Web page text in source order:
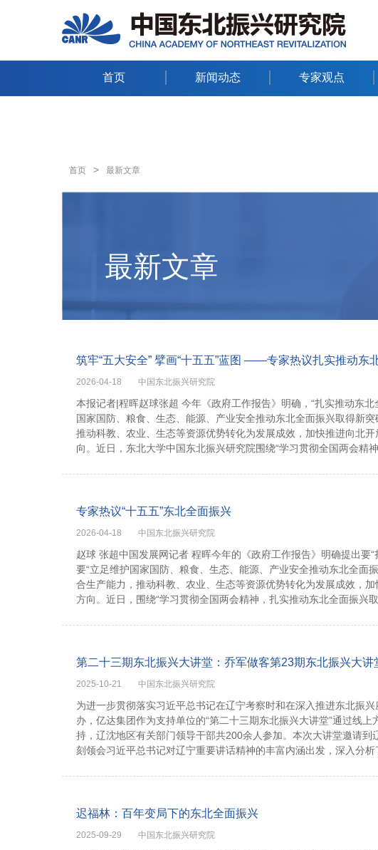
首页 新闻动态 专家观点
首页 > 最新文章
最新文章
筑牢“五大安全” 擘画“十五五”蓝图 ——专家热议扎实推动东
2026-04-18 中国东北振兴研究院
本报记者|程晖赵球张超 今年《政府工作报告》明确，“扎实推动东
国家国防、粮食、生态、能源、产业安全推动东北全面振兴取得新
推动科教、农业、生态等资源优势转化为发展成效，加快推进向北
向。近日，东北大学中国东北振兴研究院围绕“学习贯彻全国两会精
专家热议“十五五”东北全面振兴
2026-04-18 中国东北振兴研究院
赵球 张超中国发展网记者 程晖今年的《政府工作报告》明确提出要
要“立足维护国家国防、粮食、生态、能源、产业安全推动东北全
合生产能力，推动科教、农业、生态等资源优势转化为发展成效，
方向。近日，围绕“学习贯彻全国两会精神，扎实推动东北全面振兴
第二十三期东北振兴大讲堂：乔军做客第23期东北振兴大
2025-10-21 中国东北振兴研究院
为进一步贯彻落实习近平总书记在辽宁考察时和在深入推进东北振
办，亿达集团作为支持单位的“第二十三期东北振兴大讲堂”通过线
持，辽沈地区有关部门领导干部共200余人参加。本次大讲堂邀请
刻领会习近平总书记对辽宁重要讲话精神的丰富内涵出发，深入分
迟福林：百年变局下的东北全面振兴
2025-09-29 中国东北振兴研究院